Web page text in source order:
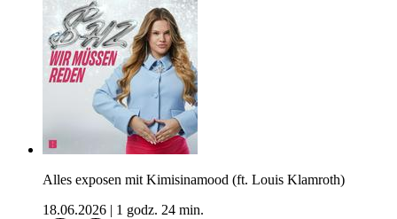
Alles exposen mit Kimisinamood (ft. Louis Klamroth)
18.06.2026
1 godz. 24 min.